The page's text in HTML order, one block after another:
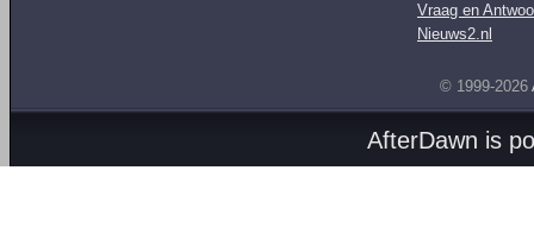
Vraag en
Nieuws2.nl
© 1999-2026
AfterDawn is